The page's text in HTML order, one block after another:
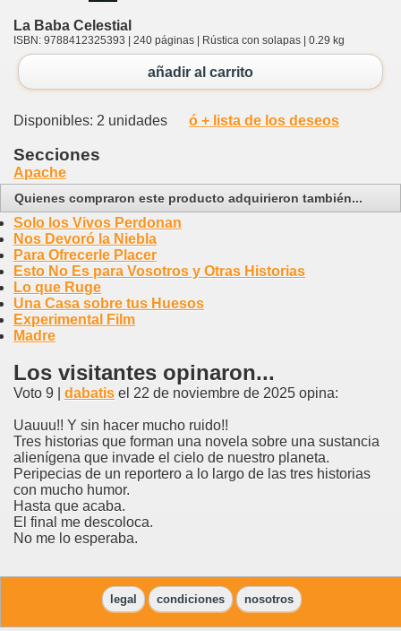
La Baba Celestial
ISBN: 9788412325393 | 240 páginas | Rústica con solapas | 0.29 kg
añadir al carrito
Disponibles: 2 unidades ó + lista de los deseos
Secciones
Apache
Quienes compraron este producto adquirieron también...
Solo los Vivos Perdonan
Nos Devoró la Niebla
Para Ofrecerle Placer
Esto No Es para Vosotros y Otras Historias
Lo que Ruge
Una Casa sobre tus Huesos
Experimental Film
Madre
Los visitantes opinaron...
Voto 9 | dabatis el 22 de noviembre de 2025 opina:
Uauuu!! Y sin hacer mucho ruido!!
Tres historias que forman una novela sobre una sustancia
alienígena que invade el cielo de nuestro planeta.
Peripecias de un reportero a lo largo de las tres historias
con mucho humor.
Hasta que acaba.
El final me descoloca.
No me lo esperaba.
legal condiciones nosotros